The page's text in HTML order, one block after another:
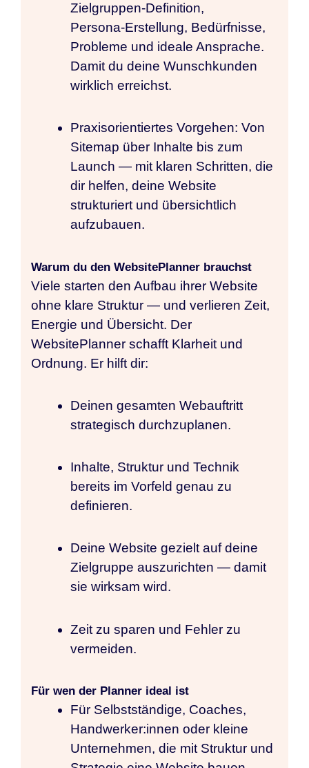
Zielgruppen‑Definition,
Persona‑Erstellung, Bedürfnisse,
Probleme und ideale Ansprache.
Damit du deine Wunschkunden
wirklich erreichst.
Praxisorientiertes Vorgehen: Von
Sitemap über Inhalte bis zum
Launch — mit klaren Schritten, die
dir helfen, deine Website
strukturiert und übersichtlich
aufzubauen.
Warum du den WebsitePlanner brauchst
Viele starten den Aufbau ihrer Website
ohne klare Struktur — und verlieren Zeit,
Energie und Übersicht. Der
WebsitePlanner schafft Klarheit und
Ordnung. Er hilft dir:
Deinen gesamten Webauftritt
strategisch durchzuplanen.
Inhalte, Struktur und Technik
bereits im Vorfeld genau zu
definieren.
Deine Website gezielt auf deine
Zielgruppe auszurichten — damit
sie wirksam wird.
Zeit zu sparen und Fehler zu
vermeiden.
Für wen der Planner ideal ist
Für Selbstständige, Coaches,
Handwerker:innen oder kleine
Unternehmen, die mit Struktur und